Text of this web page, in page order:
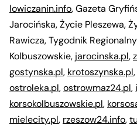
lowiczanin.info, Gazeta
Jarocińska, Życie Pleszewa,
Rawicza, Tygodnik
Kolbuszowskie, jarocinska.pl,
gostynska.pl, krotoszynska.pl,
ostroleka.pl,ostrowmaz24.pl,
korsokolbuszowskie.pl,
mielecity.pl, rzeszow24.info,